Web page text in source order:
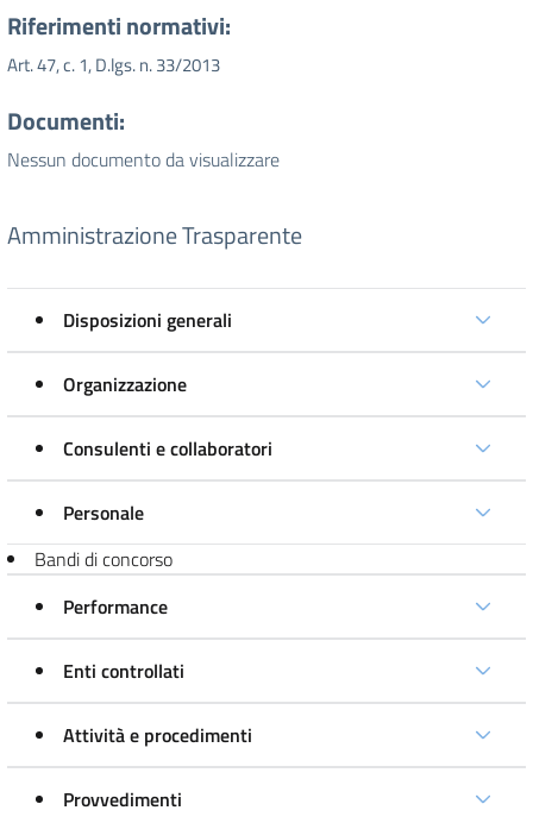
Riferimenti normativi:
Art. 47, c. 1, D.lgs. n. 33/2013
Documenti:
Nessun documento da visualizzare
Amministrazione Trasparente
Disposizioni generali
Organizzazione
Consulenti e collaboratori
Personale
Bandi di concorso
Performance
Enti controllati
Attività e procedimenti
Provvedimenti